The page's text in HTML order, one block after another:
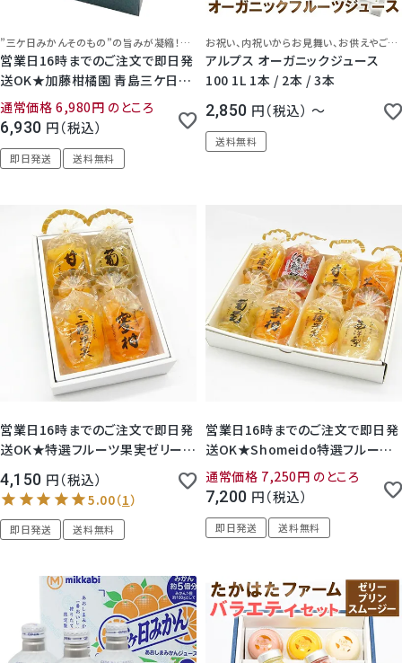
”三ケ日みかんそのもの”の旨みが凝縮！青島みかんの濃厚なjジュースと芳醇で上品、お洒落なクラウンメロンゼリーの詰め合わせ
営業日16時までのご注文で即日発
送OK★加藤柑橘園 青島三ケ日み
かんジュース『極しぼり』 1本 ＆ク
ラウンメロンゼリーエスト 化粧箱
入り 敬老の日 ストレート みかん
100% ジュース 無添加 三ヶ日 高
事 法要 日持ち 16時まで
通常価格 6,980 のところ
6,930 税込
即日発送 送料無料
お祝い、内祝いからお見舞い、お供えやご自宅用まで どんなご用途にも使えます！常温保存＆日持ちがするので、安心してご利用いただけます。
アルプス オーガニックジュース
100 1L 1本 / 2本 / 3本
2,850 税込 〜
送料無料
営業日16時までのご注文で即日発
送OK★特選フルーツ果実ゼリー4
個セット( 化粧箱入り ) ゼリー詰め
合わせ 内祝 御礼 御祝 お見舞 かご
盛り お供え 御供 法事 法要 彼岸
新盆 初盆お盆１回忌 1周忌 3回忌
4,150 税込
即日発送 送料無料
営業日16時までのご注文で即日発
送OK★Shomeido特選フルーツ
果実ゼリー8個セット( 化粧箱入り
) ゼリー詰め合わせ 内祝 御礼 御
祝 お見舞 かご盛り お供え 御供 法
事 法要 彼岸 新盆 初盆お盆１回忌
常温保存 迅速対
通常価格 7,250 のところ
7,200 税込
即日発送 送料無料